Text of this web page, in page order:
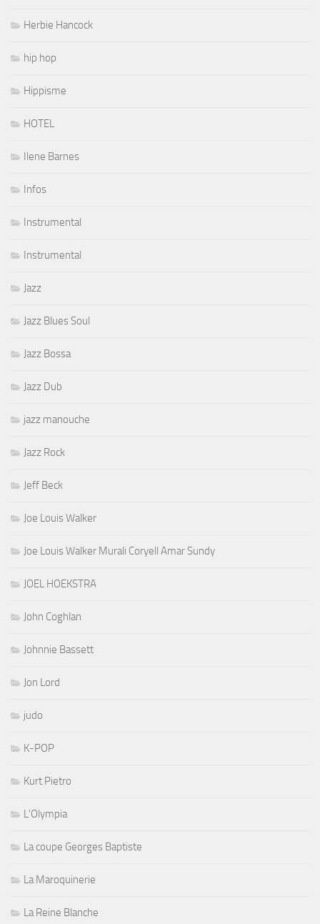
Herbie Hancock
hip hop
Hippisme
HOTEL
Ilene Barnes
Infos
Instrumental
Instrumental
Jazz
Jazz Blues Soul
Jazz Bossa
Jazz Dub
jazz manouche
Jazz Rock
Jeff Beck
Joe Louis Walker
Joe Louis Walker Murali Coryell Amar Sundy
JOEL HOEKSTRA
John Coghlan
Johnnie Bassett
Jon Lord
judo
K-POP
Kurt Pietro
L'Olympia
La coupe Georges Baptiste
La Maroquinerie
La Reine Blanche